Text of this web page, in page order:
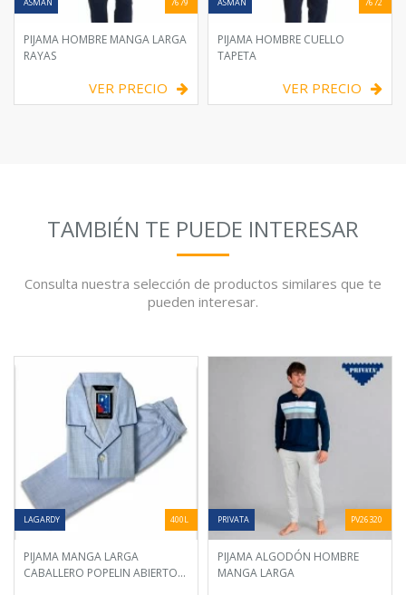
PIJAMA HOMBRE MANGA LARGA
RAYAS
VER PRECIO
PIJAMA HOMBRE CUELLO
TAPETA
VER PRECIO
TAMBIÉN TE PUEDE INTERESAR
Consulta nuestra selección de productos similares que te
pueden interesar.
LAGARDY 400L
PIJAMA MANGA LARGA
CABALLERO POPELIN ABIERTO
PRIVATA PV26320
PIJAMA ALGODÓN HOMBRE
MANGA LARGA